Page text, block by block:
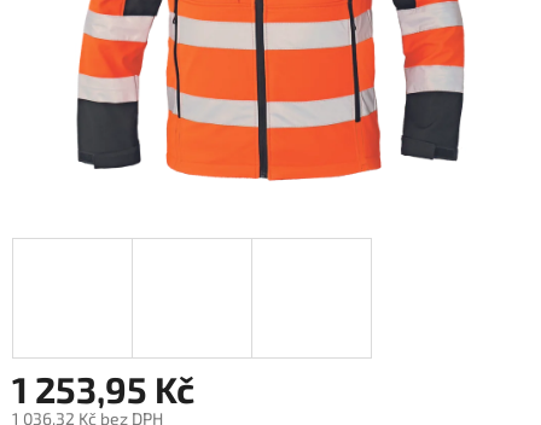
1 253,95 Kč
1 036,32 Kč bez DPH